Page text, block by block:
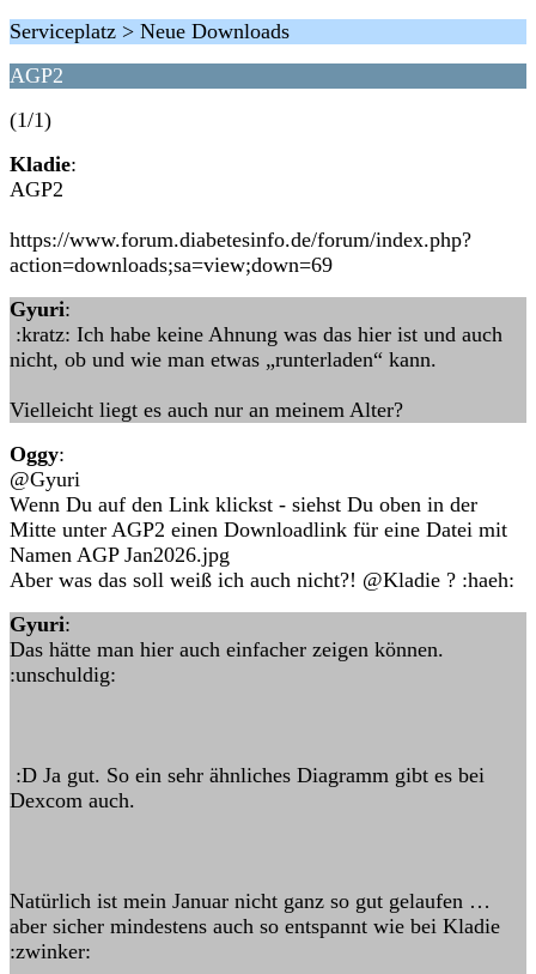
Serviceplatz > Neue Downloads
AGP2
(1/1)
Kladie:
AGP2
https://www.forum.diabetesinfo.de/forum/index.php?
action=downloads;sa=view;down=69
Gyuri:
:kratz: Ich habe keine Ahnung was das hier ist und auch
nicht, ob und wie man etwas „runterladen“ kann.
Vielleicht liegt es auch nur an meinem Alter?
Oggy:
@Gyuri
Wenn Du auf den Link klickst - siehst Du oben in der
Mitte unter AGP2 einen Downloadlink für eine Datei mit
Namen AGP Jan2026.jpg
Aber was das soll weiß ich auch nicht?! @Kladie ? :haeh:
Gyuri:
Das hätte man hier auch einfacher zeigen können.
:unschuldig:
:D Ja gut. So ein sehr ähnliches Diagramm gibt es bei
Dexcom auch.
Natürlich ist mein Januar nicht ganz so gut gelaufen …
aber sicher mindestens auch so entspannt wie bei Kladie
:zwinker: